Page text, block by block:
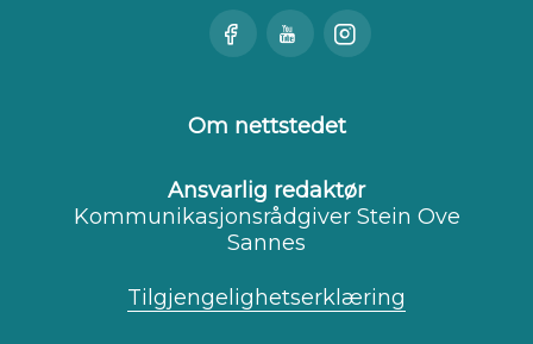
Besøk Se
Youtube
Besøk
Instagram
Om nettstedet
Ansvarlig redaktør
Kommunikasjonsrådgiver Stein Ove
Sannes
Tilgjengelighetserklæring